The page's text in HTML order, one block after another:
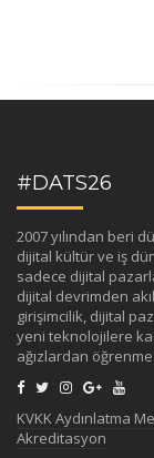
#DATS26
2007 yılından beri
dijital kültür ve iş
sadece dijital
dijital devrimden
girişimcilik, dijital
yeni teknolojilere
ağızlardan öğrenme
KVKK Aydınlatma
Akreditasyon